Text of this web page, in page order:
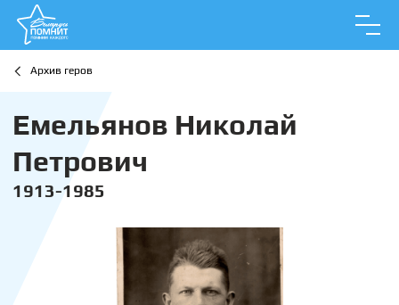
Архив геров
Емельянов Николай
Петрович
1913-1985